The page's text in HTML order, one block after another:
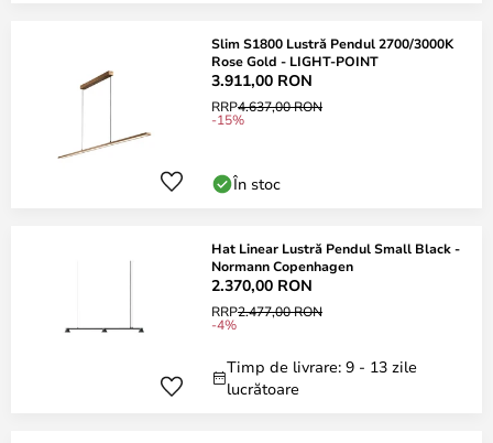
Slim S1800 Lustră Pendul 2700/3000K
Rose Gold - LIGHT-POINT
3.911,00 RON
RRP4.637,00 RON
-15%
În stoc
Hat Linear Lustră Pendul Small Black -
Normann Copenhagen
2.370,00 RON
RRP2.477,00 RON
-4%
Timp de livrare: 9 - 13 zile
lucrătoare